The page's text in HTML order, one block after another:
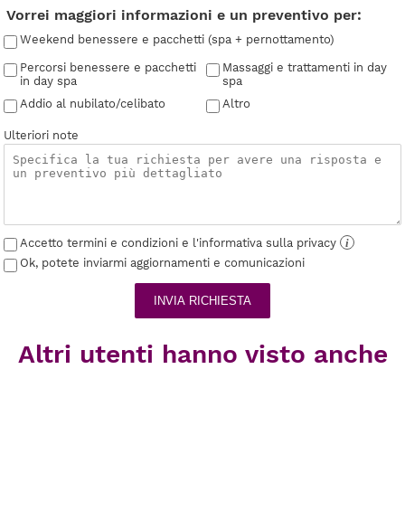
Vorrei maggiori informazioni e un preventivo per:
Weekend benessere e pacchetti (spa + pernottamento)
Percorsi benessere e pacchetti
in day spa
Massaggi e trattamenti in day
spa
Addio al nubilato/celibato
Altro
Ulteriori note
Accetto termini e condizioni e l'informativa sulla privacy
i
Ok, potete inviarmi aggiornamenti e comunicazioni
INVIA RICHIESTA
Altri utenti hanno visto anche